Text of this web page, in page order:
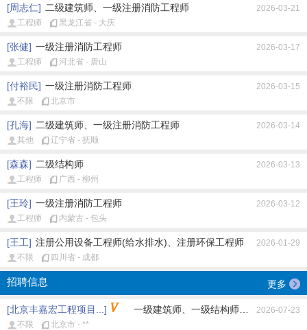
[周志仁] 二级建筑师、一级注册消防工程师
2026-03-21
工程师
黑龙江省 - 大庆
[张健] 一级注册消防工程师
2026-03-17
工程师
河北省 - 唐山
[付裕民] 一级注册消防工程师
2026-03-15
不限
北京市
[孔海] 二级建筑师、一级注册消防工程师
2026-03-14
其他
辽宁省 - 抚顺
[森森] 二级结构师
2026-03-13
工程师
广西 - 柳州
[王玲] 一级注册消防工程师
2026-03-12
工程师
内蒙古 - 包头
[王工] 注册公用设备工程师(给水排水)、注册环保工程师
2026-01-29
不限
四川省 - 成都
招聘信息 更多
[北京丰嘉宏工程项目...] 一级建筑师、一级结构师、注册公用设
2026-07-23
不限
北京市 - **